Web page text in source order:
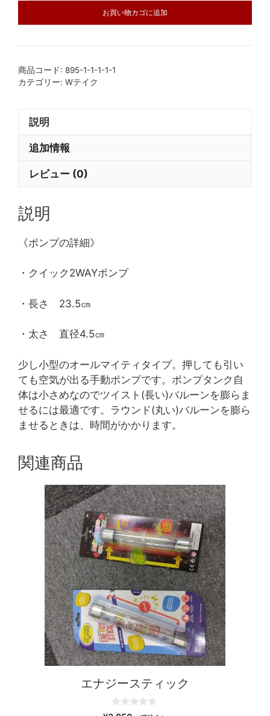
お買い物カゴに追加
商品コード: 895-1-1-1-1-1
カテゴリー: Wテイク
説明
追加情報
レビュー (0)
説明
《ポンプの詳細》
・クイック2WAYポンプ
・長さ 23.5㎝
・太さ 直径4.5㎝
少し小型のオールマイティタイプ。押しても引い
ても空気が出る手動ポンプです。ポンプタンク自
体は小さめなのでツイスト(長い)バルーンを膨らま
せるには最適です。ラウンド(丸い)バルーンを膨ら
ませるときは、時間がかかります。
関連商品
エナジースティック
0